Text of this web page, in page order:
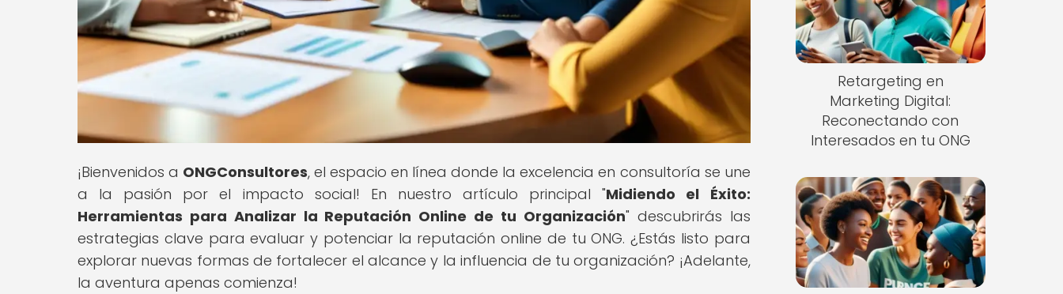
¡Bienvenidos a ONGConsultores, el espacio en línea donde la excelencia en consultoría se une
a la pasión por el impacto social! En nuestro artículo principal "Midiendo el Éxito:
Herramientas para Analizar la Reputación Online de tu Organización" descubrirás las
estrategias clave para evaluar y potenciar la reputación online de tu ONG. ¿Estás listo para
explorar nuevas formas de fortalecer el alcance y la influencia de tu organización? ¡Adelante,
la aventura apenas comienza!
Retargeting en
Marketing Digital:
Reconectando con
Interesados en tu ONG